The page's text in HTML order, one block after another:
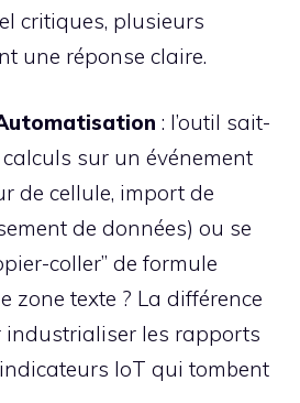
critiques, plusieurs
une réponse claire.
: l’outil sait-
sur un événement
de cellule, import de
de données) ou se
coller” de formule
zone texte ? La différence
industrialiser les rapports
IoT qui tombent